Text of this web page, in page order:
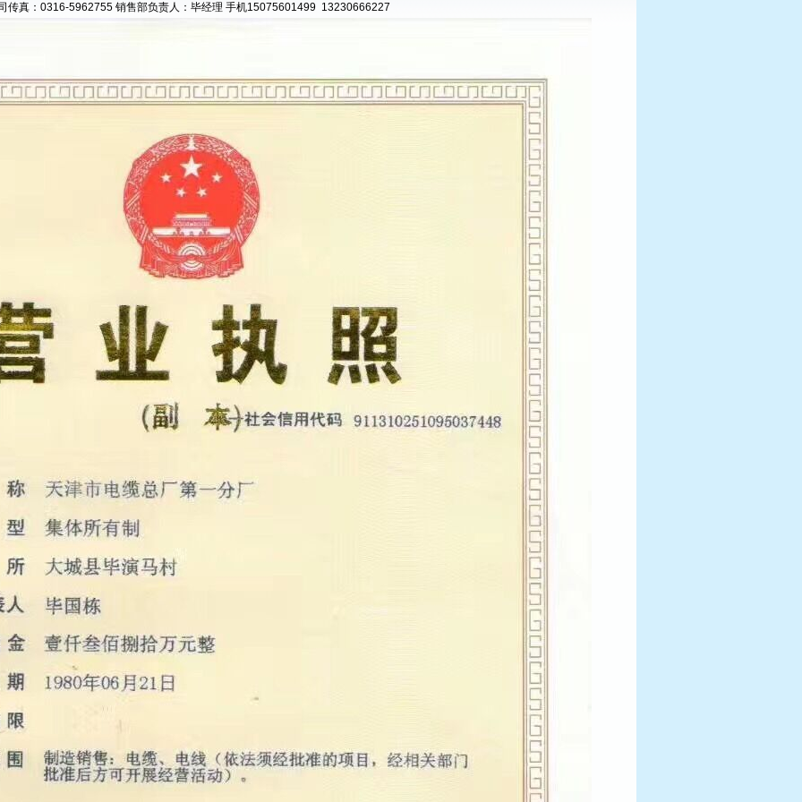
传真：0316-5962755 销售部负责人：毕经理 手机15075601499 13230666227